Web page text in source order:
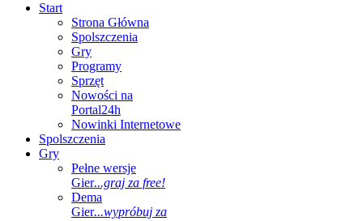
Start
Strona Główna
Spolszczenia
Gry
Programy
Sprzęt
Nowości na
Portal24h
Nowinki Internetowe
Spolszczenia
Gry
Pełne wersje
Gier...graj za free!
Dema
Gier...wypróbuj za